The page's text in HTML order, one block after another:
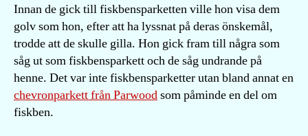
Innan de gick till fiskbensparketten ville hon visa dem
golv som hon, efter att ha lyssnat på deras önskemål,
trodde att de skulle gilla. Hon gick fram till några som
såg ut som fiskbensparkett och de såg undrande på
henne. Det var inte fiskbensparketter utan bland annat en
chevronparkett från Parwoodsom påminde en del om
fiskben.